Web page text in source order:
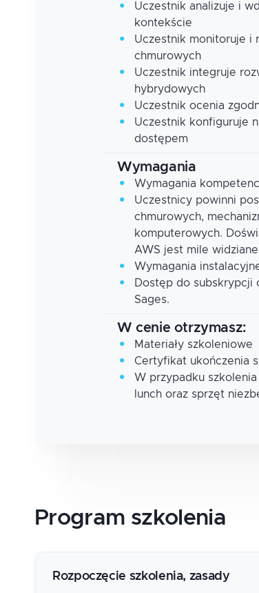
Uczestnik analizuje i
kontekście
Uczestnik monitoruje i
chmurowych
Uczestnik integruje
hybrydowych
Uczestnik ocenia
Uczestnik konfiguruje
dostępem
Wymagania
Wymagania
Uczestnicy powinni
chmurowych,
komputerowych.
AWS jest mile
Wymagania
Dostęp do subskrypcji
Sages.
W cenie otrzymasz:
Materiały szkoleniowe
Certyfikat ukończenia
W przypadku
lunch oraz sprzęt
Program szkolenia
Rozpoczęcie szkolenia, zasady